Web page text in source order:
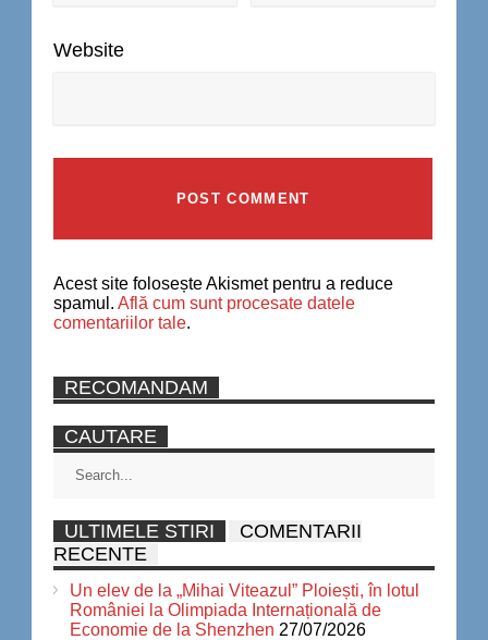
Website
Acest site folosește Akismet pentru a reduce
spamul. Află cum sunt procesate datele
comentariilor tale.
RECOMANDAM
CAUTARE
ULTIMELE STIRI
COMENTARII
RECENTE
Un elev de la „Mihai Viteazul” Ploiești, în lotul
României la Olimpiada Internațională de
Economie de la Shenzhen 27/07/2026